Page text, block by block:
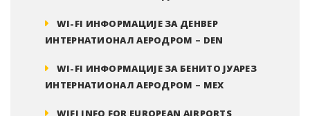
WI-FI ИНФОРМАЦИЈЕ ЗА ДЕНВЕР
ИНТЕРНАТИОНАЛ АЕРОДРОМ – DEN
WI-FI ИНФОРМАЦИЈЕ ЗА БЕНИТО ЈУАРЕЗ
ИНТЕРНАТИОНАЛ АЕРОДРОМ – MEX
WIFI INFO FOR EUROPEAN AIRPORTS